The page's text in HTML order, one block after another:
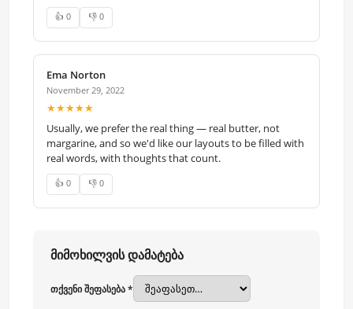
👍 0 👎 0
Ema Norton
November 29, 2022
★★★★★
Usually, we prefer the real thing — real butter, not
margarine, and so we'd like our layouts to be filled with
real words, with thoughts that count.
👍 0 👎 0
მიმოხილვის დამატება
თქვენი შეფასება *